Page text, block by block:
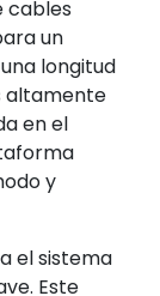
cables
un
longitud
altamente
en el
y
el sistema
Este